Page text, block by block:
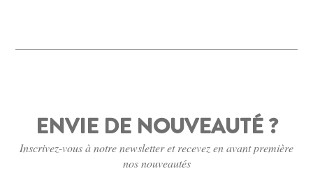
ENVIE DE NOUVEAUTÉ ?
Inscrivez-vous à notre newsletter et recevez en avant première
nos nouveautés